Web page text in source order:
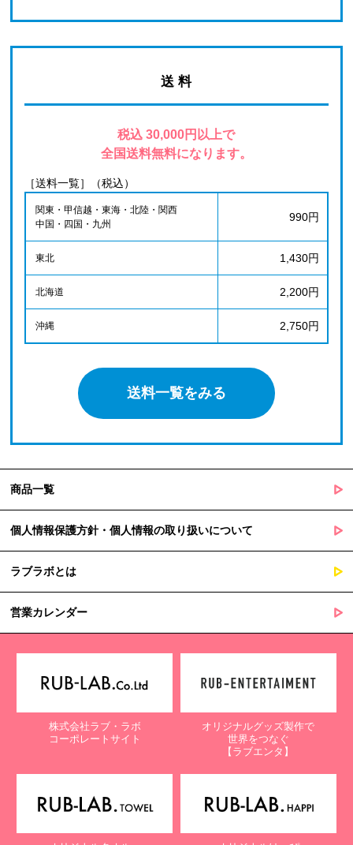
送 料
税込 30,000円以上で
全国送料無料になります。
［送料一覧］（税込）
関東・甲信越・東海・北陸・関西
中国・四国・九州
990円
東北 1,430円
北海道 2,200円
沖縄 2,750円
送料一覧をみる
商品一覧
個人情報保護方針・個人情報の取り扱いについて
ラブラボとは
営業カレンダー
株式会社ラブ・ラボ
コーポレートサイト
オリジナルグッズ製作で
世界をつなぐ
【ラブエンタ】